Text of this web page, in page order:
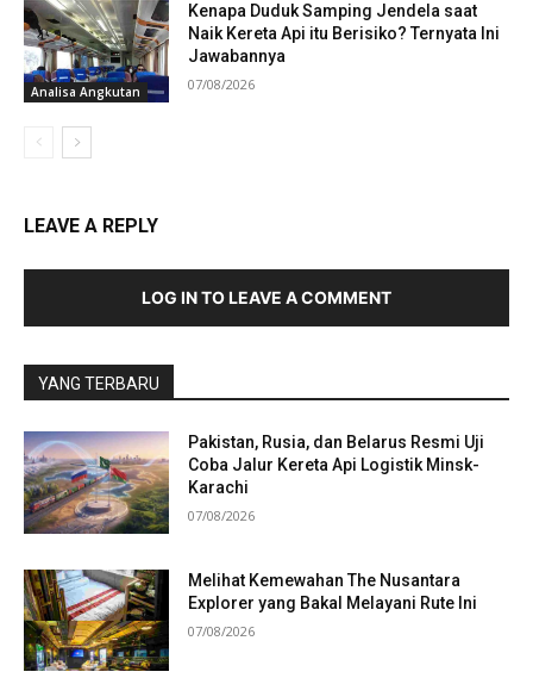
Analisa Angkutan
Kenapa Duduk Samping Jendela saat
Naik Kereta Api itu Berisiko? Ternyata Ini
Jawabannya
07/08/2026
LEAVE A REPLY
LOG IN TO LEAVE A COMMENT
YANG TERBARU
Pakistan, Rusia, dan Belarus Resmi Uji
Coba Jalur Kereta Api Logistik Minsk-
Karachi
07/08/2026
Melihat Kemewahan The Nusantara
Explorer yang Bakal Melayani Rute Ini
07/08/2026